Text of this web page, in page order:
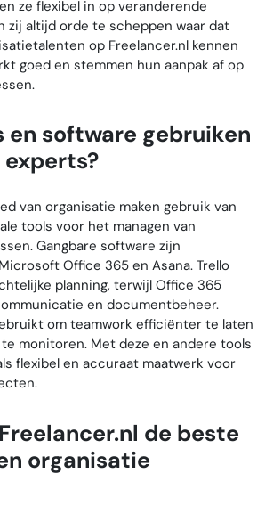
ze flexibel in op veranderende
zij altijd orde te scheppen waar dat
op Freelancer.nl kennen
goed en stemmen hun aanpak af op
en software gebruiken
van organisatie maken gebruik van
tools voor het managen van
Gangbare software zijn
Office 365 en Asana. Trello
planning, terwijl Office 365
en documentbeheer.
om teamwork efficiënter te laten
monitoren. Met deze en andere tools
flexibel en accuraat maatwerk voor
de beste
organisatie